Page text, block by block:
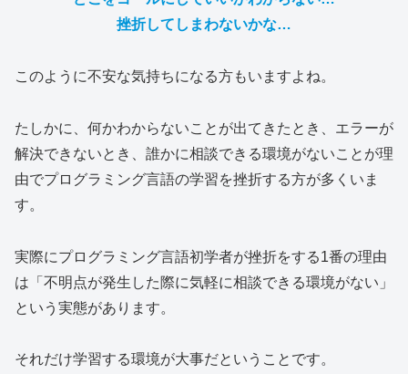
挫折してしまわないかな…
このように不安な気持ちになる方もいますよね。
たしかに、何かわからないことが出てきたとき、エラーが
解決できないとき、誰かに相談できる環境がないことが理
由でプログラミング言語の学習を挫折する方が多くいま
す。
実際にプログラミング言語初学者が挫折をする1番の理由
は「不明点が発生した際に気軽に相談できる環境がない」
という実態があります。
それだけ学習する環境が大事だということです。